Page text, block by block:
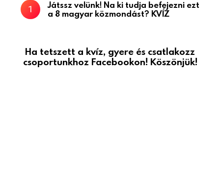
Játssz velünk! Na ki tudja befejezni ezt
a 8 magyar közmondást? KVÍZ
Ha tetszett a kvíz, gyere és csatlakozz
csoportunkhoz Facebookon! Köszönjük!